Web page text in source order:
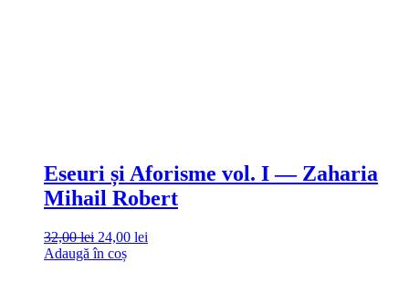
Eseuri și Aforisme vol. I — Zaharia
Mihail Robert
32,00lei 24,00 lei
Adaugă în coș